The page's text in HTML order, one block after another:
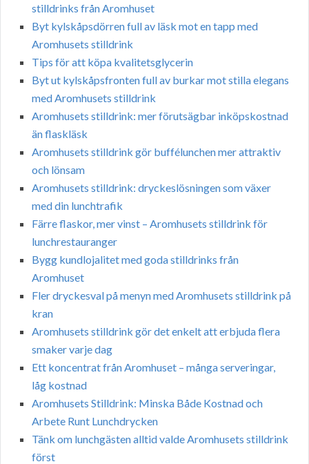
stilldrinks från Aromhuset
Byt kylskåpsdörren full av läsk mot en tapp med
Aromhusets stilldrink
Tips för att köpa kvalitetsglycerin
Byt ut kylskåpsfronten full av burkar mot stilla elegans
med Aromhusets stilldrink
Aromhusets stilldrink: mer förutsägbar inköpskostnad
än flaskläsk
Aromhusets stilldrink gör buffélunchen mer attraktiv
och lönsam
Aromhusets stilldrink: dryckeslösningen som växer
med din lunchtrafik
Färre flaskor, mer vinst – Aromhusets stilldrink för
lunchrestauranger
Bygg kundlojalitet med goda stilldrinks från
Aromhuset
Fler dryckesval på menyn med Aromhusets stilldrink på
kran
Aromhusets stilldrink gör det enkelt att erbjuda flera
smaker varje dag
Ett koncentrat från Aromhuset – många serveringar,
låg kostnad
Aromhusets Stilldrink: Minska Både Kostnad och
Arbete Runt Lunchdrycken
Tänk om lunchgästen alltid valde Aromhusets stilldrink
först